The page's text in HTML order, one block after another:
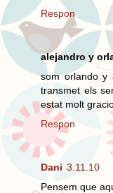
Respon
alejandro y
som orlando y
transmet els
estat molt
Respon
Dani 3.11.10
Pensem que